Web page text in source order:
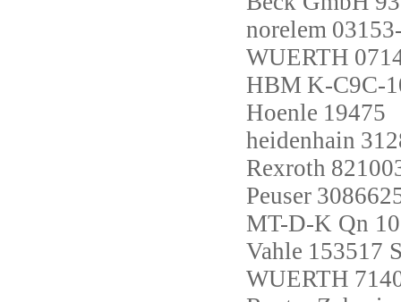
norelem
WUERTH
HBM K-C9C-
Hoenle 19475
heidenhain
Rexroth
Peuser
MT-D-K Qn
Vahle 153517
WUERTH